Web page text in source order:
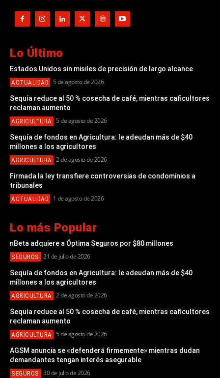
Lo Último
Estados Unidos sin misiles de precisión de largo alcance
ACTUALIDAD 5 de agosto de 2026
Sequía reduce al 50 % cosecha de café, mientras caficultores
reclaman aumento
AGRICULTURA 5 de agosto de 2026
Sequía de fondos en Agricultura: le adeudan más de $40
millones a los agricultores
AGRICULTURA 2 de agosto de 2026
Firmada la ley transfiere controversias de condominios a
tribunales
ACTUALIDAD 1 de agosto de 2026
Lo más Popular
nBeta adquiere a Óptima Seguros por $80 millones
SEGUROS 21 de julio de 2026
Sequía de fondos en Agricultura: le adeudan más de $40
millones a los agricultores
AGRICULTURA 2 de agosto de 2026
Sequía reduce al 50 % cosecha de café, mientras caficultores
reclaman aumento
AGRICULTURA 5 de agosto de 2026
AGSM anuncia se «defenderá firmemente» mientras dudan
demandantes tengan interés asegurable
SEGUROS 30 de julio de 2026